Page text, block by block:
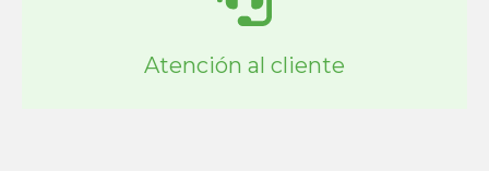
Atención al cliente